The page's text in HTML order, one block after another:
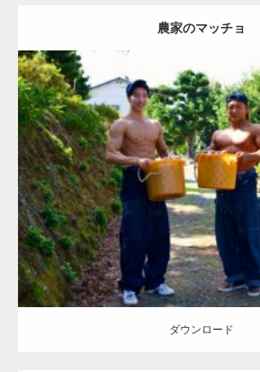
農家のマッチョ
Update:2023.02.11
Category:キウイ農家のマッチョ その他
AKIHITO(細マッチョ)
大胸筋 肩 腹
ダウンロード
ダウンロード